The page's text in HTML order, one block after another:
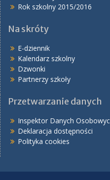
Rok szkolny 2015/2016
Na skróty
E-dziennik
Kalendarz szkolny
Dzwonki
Partnerzy szkoły
Przetwarzanie danych
Inspektor Danych
Deklaracja dostępności
Polityka cookies